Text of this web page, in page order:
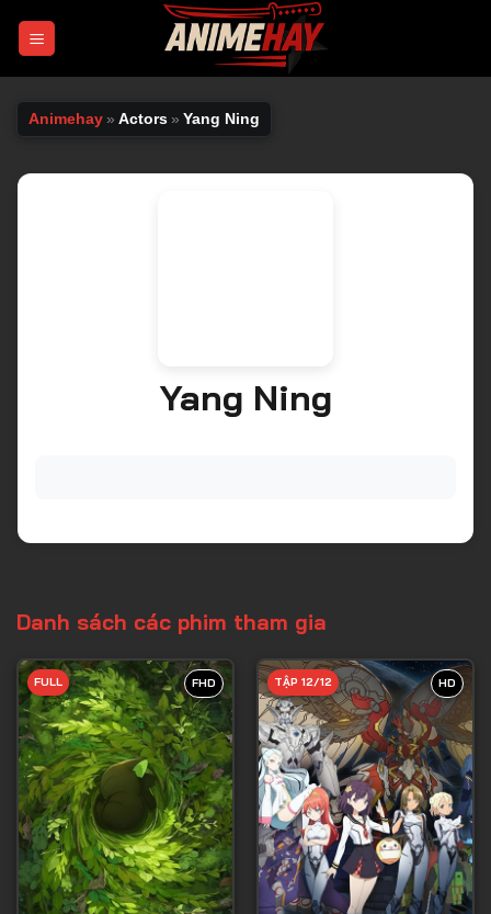
Animehay » Actors » Yang Ning
Yang Ning
Danh sách các phim tham gia
FHD
FULL HD
TẬP 12/12